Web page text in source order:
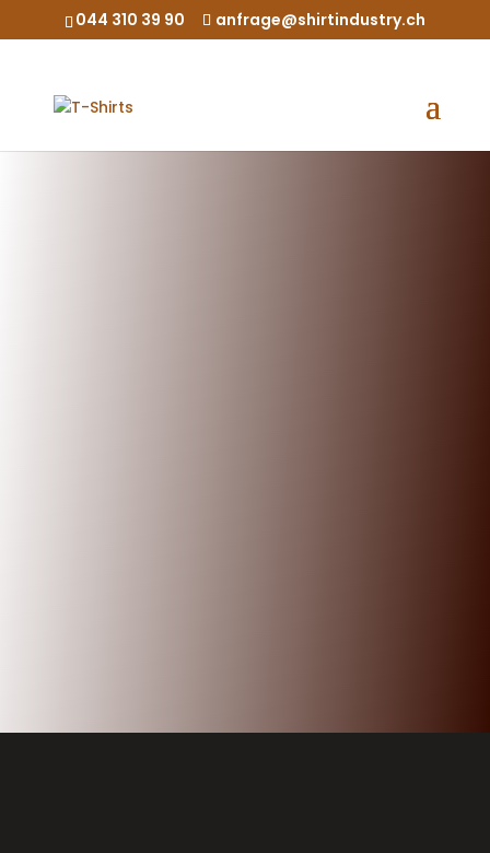
044 310 39 90 anfrage@shirtindustry.ch